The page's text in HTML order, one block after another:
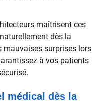
maîtrisent ces
dès la
mauvaises surprises lors
à vos patients
médical dès la